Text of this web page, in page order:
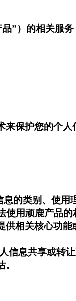
”）的相关服
来保护您的个人
的类别、使用
使用顽鹿产品
供相关核心功能
信息共享或转